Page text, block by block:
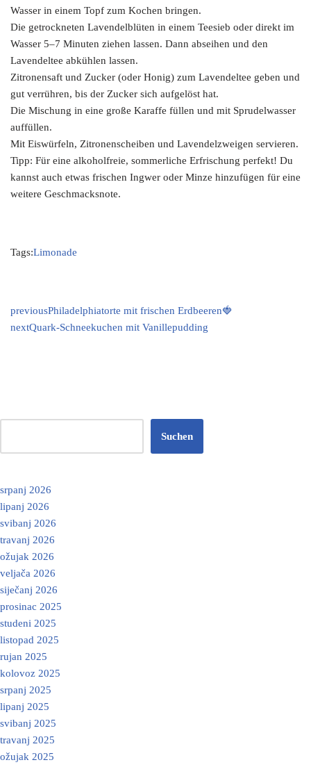
Wasser in einem Topf zum Kochen bringen.
Die getrockneten Lavendelblüten in einem Teesieb oder direkt im
Wasser 5–7 Minuten ziehen lassen. Dann abseihen und den
Lavendeltee abkühlen lassen.
Zitronensaft und Zucker (oder Honig) zum Lavendeltee geben und
gut verrühren, bis der Zucker sich aufgelöst hat.
Die Mischung in eine große Karaffe füllen und mit Sprudelwasser
auffüllen.
Mit Eiswürfeln, Zitronenscheiben und Lavendelzweigen servieren.
Tipp: Für eine alkoholfreie, sommerliche Erfrischung perfekt! Du
kannst auch etwas frischen Ingwer oder Minze hinzufügen für eine
weitere Geschmacksnote.
Tags:Limonade
previousPhiladelphiatorte mit frischen Erdbeeren🍓
nextQuark-Schneekuchen mit Vanillepudding
Suchen
srpanj 2026
lipanj 2026
svibanj 2026
travanj 2026
ožujak 2026
veljača 2026
siječanj 2026
prosinac 2025
studeni 2025
listopad 2025
rujan 2025
kolovoz 2025
srpanj 2025
lipanj 2025
svibanj 2025
travanj 2025
ožujak 2025